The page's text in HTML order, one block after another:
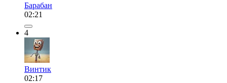
Барабан
02:21
4
Винтик
02:17